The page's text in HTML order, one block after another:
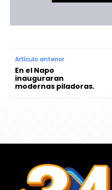
Artículo anterior
En el Napo
inauguraran
modernas piladoras.